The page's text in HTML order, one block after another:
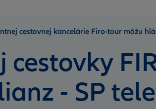
cestovnej kancelárie Firo-tour môžu
- SP